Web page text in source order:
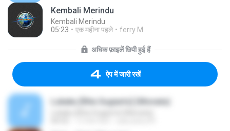
Kembali Merindu
Kembali Merindu
05:23
एक महीना पहले ferry M.
अधिक फ़ाइलें छिपी हुई हैं
ऐप में जारी रखें
Lukaku [Rita Sugiarto] (Monata)